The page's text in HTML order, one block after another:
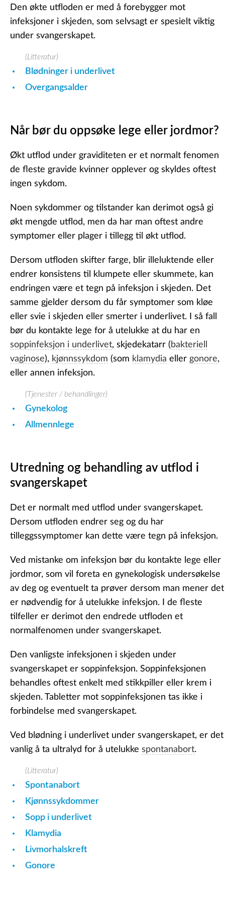
Den økte utfloden er med å forebygger mot
infeksjoner i skjeden, som selvsagt er spesielt viktig
under svangerskapet.
(Litteratur)
Blødninger i underlivet
Overgangsalder
Når bør du oppsøke lege eller jordmor?
Økt utflod under graviditeten er et normalt fenomen
de fleste gravide kvinner opplever og skyldes oftest
ingen sykdom.
Noen sykdommer og tilstander kan derimot også gi
økt mengde utflod, men da har man oftest andre
symptomer eller plager i tillegg til økt utflod.
Dersom utfloden skifter farge, blir illeluktende eller
endrer konsistens til klumpete eller skummete, kan
endringen være et tegn på infeksjon i skjeden. Det
samme gjelder dersom du får symptomer som kløe
eller svie i skjeden eller smerter i underlivet. I så fall
bør du kontakte lege for å utelukke at du har en
soppinfeksjon i underlivet, skjedekatarr (bakteriell
vaginose), kjønnssykdom (som klamydia eller gonore,
eller annen infeksjon.
(Tjenester / behandlinger)
Gynekolog
Allmennlege
Utredning og behandling av utflod i
svangerskapet
Det er normalt med utflod under svangerskapet.
Dersom utfloden endrer seg og du har
tilleggssymptomer kan dette være tegn på infeksjon.
Ved mistanke om infeksjon bør du kontakte lege eller
jordmor, som vil foreta en gynekologisk undersøkelse
av deg og eventuelt ta prøver dersom man mener det
er nødvendig for å utelukke infeksjon. I de fleste
tilfeller er derimot den endrede utfloden et
normalfenomen under svangerskapet.
Den vanligste infeksjonen i skjeden under
svangerskapet er soppinfeksjon. Soppinfeksjonen
behandles oftest enkelt med stikkpiller eller krem i
skjeden. Tabletter mot soppinfeksjonen tas ikke i
forbindelse med svangerskapet.
Ved blødning i underlivet under svangerskapet, er det
vanlig å ta ultralyd for å utelukke spontanabort.
(Litteratur)
Spontanabort
Kjønnssykdommer
Sopp i underlivet
Klamydia
Livmorhalskreft
Gonore